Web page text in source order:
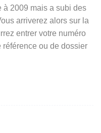
à 2009 mais a subi des
arriverez alors sur la
entrer votre numéro
référence ou de dossier